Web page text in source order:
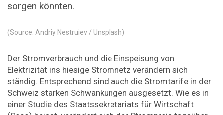
sorgen könnten.
(Source: Andriy Nestruiev / Unsplash)
Der Stromverbrauch und die Einspeisung von
Elektrizität ins hiesige Stromnetz verändern sich
ständig. Entsprechend sind auch die Stromtarife in der
Schweiz starken Schwankungen ausgesetzt. Wie es in
einer Studie des Staatssekretariats für Wirtschaft